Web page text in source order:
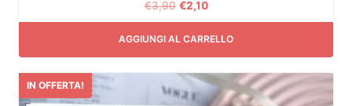
€3,90 €2,10
AGGIUNGI AL CARRELLO
IN OFFERTA!